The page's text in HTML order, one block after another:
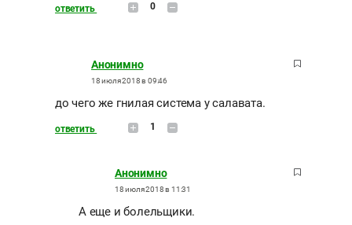
ответить 0
Анонимно
18 июля 2018 в 09:46
до чего же гнилая система у салавата.
ответить 1
Анонимно
18 июля 2018 в 11:31
А еще и болельщики.